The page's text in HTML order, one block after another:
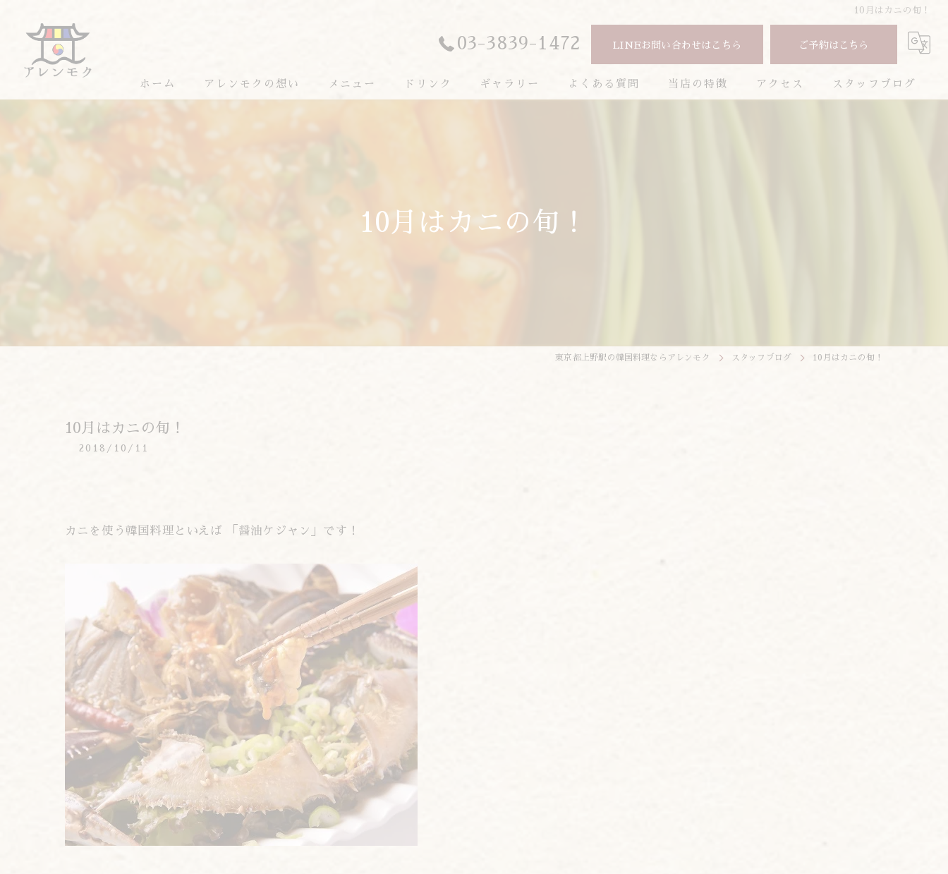
10月はカニの旬！
03-3839-1472 LINEお問い合わせはこちら ご予約はこちら
ホーム アレンモクの想い メニュー ドリンク ギャラリー よくある質問 当店の特徴 アクセス スタッフブログ
10月はカニの旬！
東京都上野駅の韓国料理ならアレンモク スタッフブログ 10月はカニの旬！
10月はカニの旬！
2018/10/11
カニを使う韓国料理といえば 「醤油ケジャン」です！